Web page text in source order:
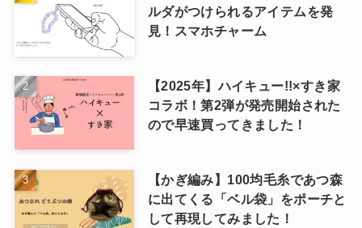
ルダがつけられるアイテムを発
見！スマホチャーム
【2025年】ハイキュー!!×すき家
コラボ！第2弾が発売開始された
ので早速買ってきました！
【かぎ編み】100均毛糸であつ森
に出てくる「ベル袋」をポーチと
して再現してみました！